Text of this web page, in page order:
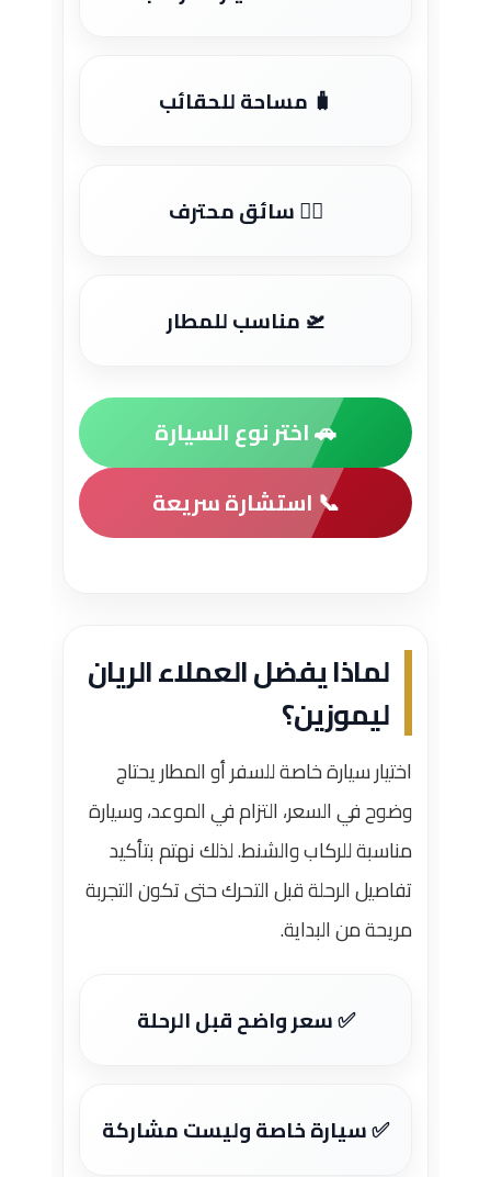
🧳 مساحة للحقائب
👨‍✈️ سائق محترف
🛫 مناسب للمطار
🚗 اختر نوع السيارة
📞 استشارة سريعة
لماذا يفضل العملاء الريان
ليموزين؟
اختيار سيارة خاصة للسفر أو المطار يحتاج
وضوح في السعر، التزام في الموعد، وسيارة
مناسبة للركاب والشنط. لذلك نهتم بتأكيد
تفاصيل الرحلة قبل التحرك حتى تكون التجربة
مريحة من البداية.
✅ سعر واضح قبل الرحلة
✅ سيارة خاصة وليست مشاركة